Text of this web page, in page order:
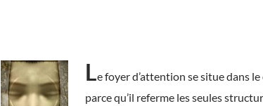
Le foyer d’attention se situe dans le
parce qu’il referme les seules